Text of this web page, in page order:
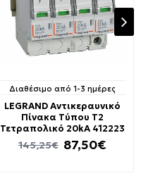
Διαθέσιμο από 1-3 ημέρες
LEGRAND Αντικεραυνικό
Πίνακα Τύπου T2
Τετραπολικό 20kA 412223
87,50€
145,25€